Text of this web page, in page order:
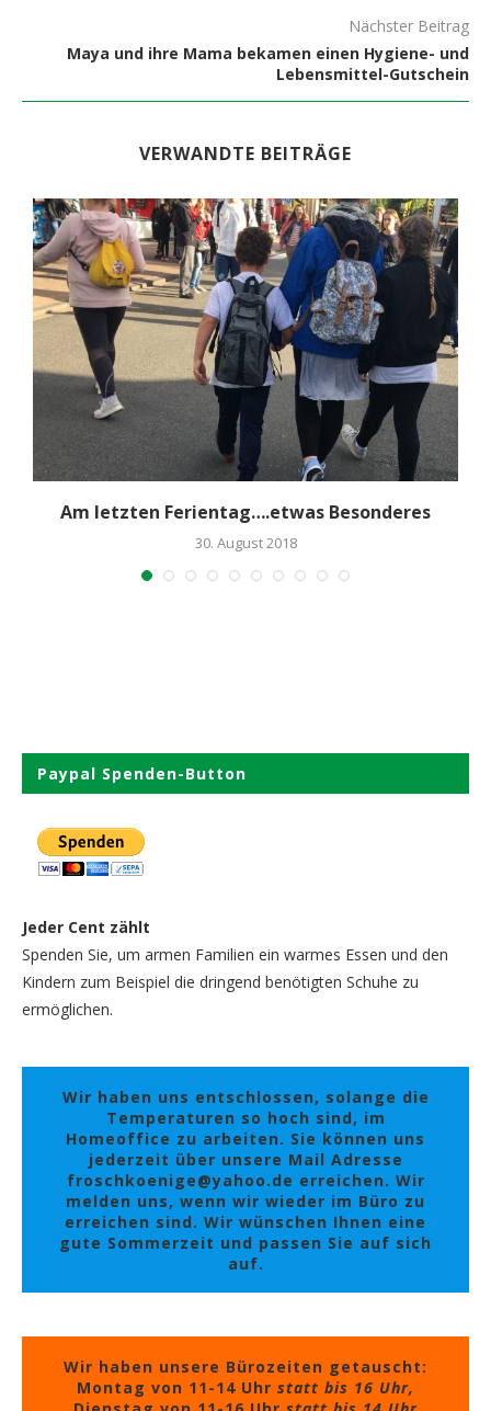
Nächster Beitrag
Maya und ihre Mama bekamen einen Hygiene- und
Lebensmittel-Gutschein
VERWANDTE BEITRÄGE
Am letzten Ferientag….etwas Besonderes
30. August 2018
Paypal Spenden-Button
Jeder Cent zählt
Spenden Sie, um armen Familien ein warmes Essen und den
Kindern zum Beispiel die dringend benötigten Schuhe zu
ermöglichen.
Wir haben uns entschlossen, solange die
Temperaturen so hoch sind, im
Homeoffice zu arbeiten. Sie können uns
jederzeit über unsere Mail Adresse
froschkoenige@yahoo.de erreichen. Wir
melden uns, wenn wir wieder im Büro zu
erreichen sind. Wir wünschen Ihnen eine
gute Sommerzeit und passen Sie auf sich
auf.
Wir haben unsere Bürozeiten getauscht:
Montag von 11-14 Uhr statt bis 16 Uhr,